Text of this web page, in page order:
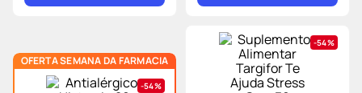
OFERTA SEMANA DA FARMACIA
54%
54%